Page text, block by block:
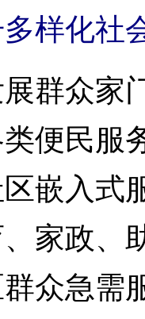
样化社
众家门
便民服
嵌入式
家政、
众急需